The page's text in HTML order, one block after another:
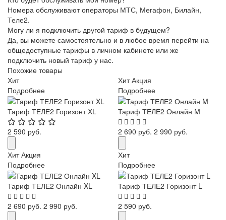
Номера обслуживают операторы МТС, Мегафон, Билайн,
Теле2.
Могу ли я подключить другой тариф в будущем?
Да, вы можете самостоятельно и в любое время перейти на
общедоступные тарифы в личном кабинете или же
подключить новый тариф у нас.
Похожие товары
Хит
Подробнее
Тариф ТЕЛЕ2 Горизонт XL
2 590 руб.
Хит Акция
Подробнее
Тариф ТЕЛЕ2 Онлайн M
2 690 руб. 2 990 руб.
Хит Акция
Подробнее
Тариф ТЕЛЕ2 Онлайн XL
2 690 руб. 2 990 руб.
Хит
Подробнее
Тариф ТЕЛЕ2 Горизонт L
2 590 руб.